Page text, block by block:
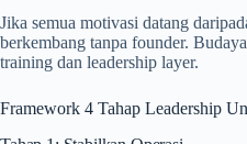
Jika semua motivasi datang
berkembang tanpa founder.
training dan leadership layer.
Framework 4 Tahap Leadership